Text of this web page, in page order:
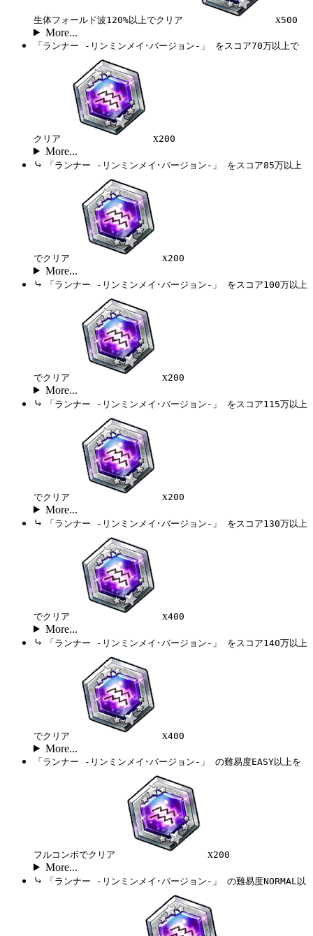
生体フォールド波120%以上でクリア x500
More...
「ランナー -リンミンメイ･バージョン-」 をスコア70万以上で
クリア x200
More...
⤷
「ランナー -リンミンメイ･バージョン-」 をスコア85万以上
でクリア x200
More...
⤷
「ランナー -リンミンメイ･バージョン-」 をスコア100万以上
でクリア x200
More...
⤷
「ランナー -リンミンメイ･バージョン-」 をスコア115万以上
でクリア x200
More...
⤷
「ランナー -リンミンメイ･バージョン-」 をスコア130万以上
でクリア x400
More...
⤷
「ランナー -リンミンメイ･バージョン-」 をスコア140万以上
でクリア x400
More...
「ランナー -リンミンメイ･バージョン-」 の難易度EASY以上を
フルコンボでクリア x200
More...
⤷
「ランナー -リンミンメイ･バージョン-」 の難易度NORMAL以